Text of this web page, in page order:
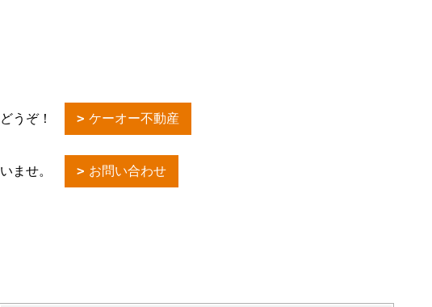
どうぞ！ ケーオー不動産
いませ。 お問い合わせ